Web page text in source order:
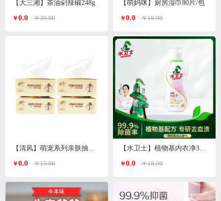
【大三湘】茶油剁辣椒248g
￥0.0 ￥39.00
【清风】萌宠系列亲肤抽纸3层*100抽
￥0.0 ￥15.00
【萌妈咪】厨房湿巾80片/包
￥0.0 ￥16.90
【水卫士】植物基内衣净300g/瓶
￥0.0 ￥18.00